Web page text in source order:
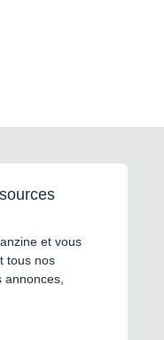
et vous
tous nos